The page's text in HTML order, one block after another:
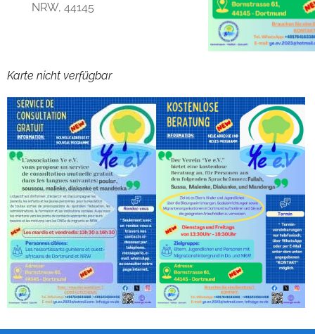
NRW, 44145
Karte nicht verfügbar